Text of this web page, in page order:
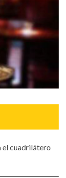
el cuadrilátero